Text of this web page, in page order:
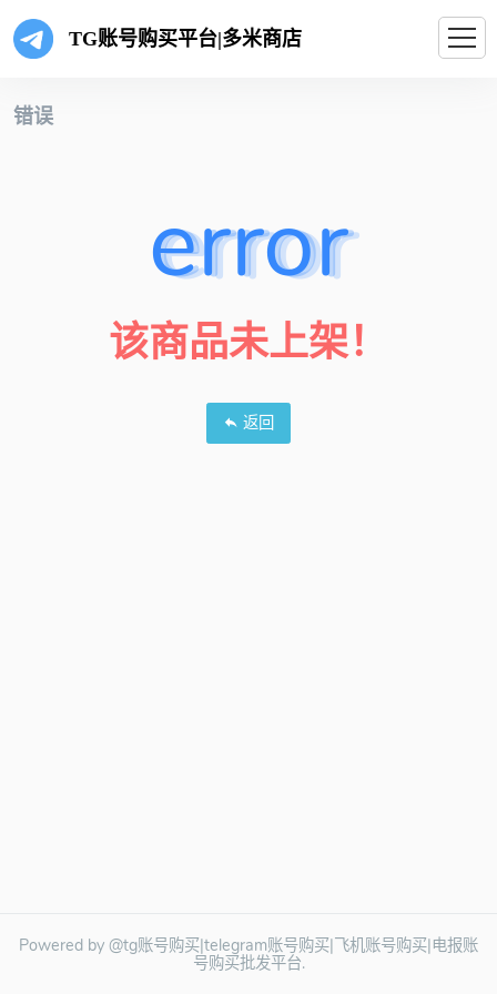
TG账号购买平台|多米商店
错误
error
该商品未上架！
返回
Powered by @tg账号购买|telegram账号购买|飞机账号购买|电报账
号购买批发平台.